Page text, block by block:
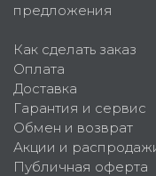
предложения
Как сделать заказ
Оплата
Доставка
Гарантия и сервис
Обмен и возврат
Акции и
Публичная оферта